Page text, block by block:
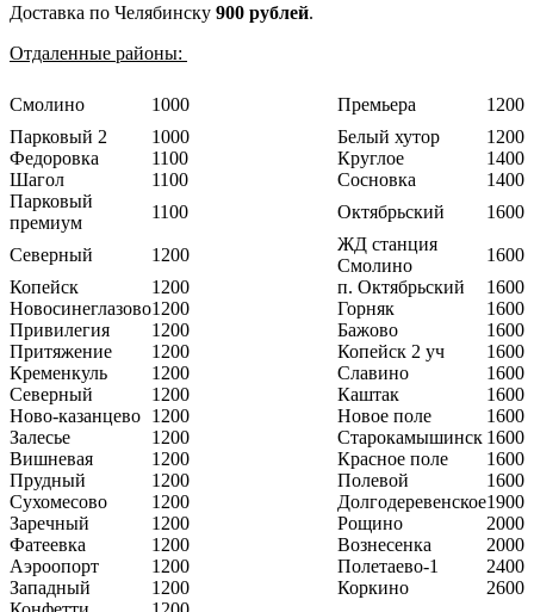
Доставка по Челябинску 900 рублей.
Отдаленные районы:
Смолино 1000 Премьера
1200
Парковый 2
1000 Белый хутор
1200
Федоровка
1100 Круглое
1400
Шагол
1100 Сосновка
1400
Парковый
премиум
1100 Октябрьский 1600
Северный 1200
ЖД станция
Смолино
1600
Копейск
1200 п. Октябрьский
1600
Новосинеглазово1200 Горняк
1600
Привилегия
1200 Бажово
1600
Притяжение
1200 Копейск 2 уч
1600
Кременкуль
1200 Славино
1600
Северный
1200 Каштак
1600
Ново-казанцево 1200 Новое поле
1600
Залесье
1200 Старокамышинск 1600
Вишневая
1200 Красное поле
1600
Прудный
1200 Полевой
1600
Сухомесово
1200 Долгодеревенское1900
Заречный
1200 Рощино
2000
Фатеевка
1200 Вознесенка
2000
Аэроопорт
1200 Полетаево-1
2400
Западный
1200 Коркино
2600